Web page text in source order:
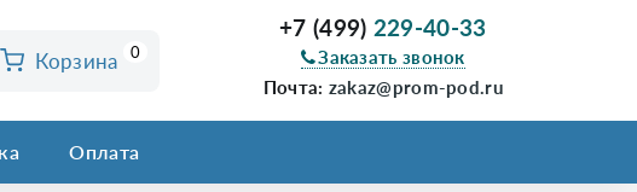
Корзина 0
+7 (499) 229-40-33
Заказать звонок
Почта: zakaz@prom-pod.ru
Оплата